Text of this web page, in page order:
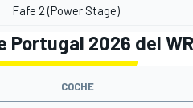
Fafe 2 (Power Stage)
Portugal 2026 del
COCHE